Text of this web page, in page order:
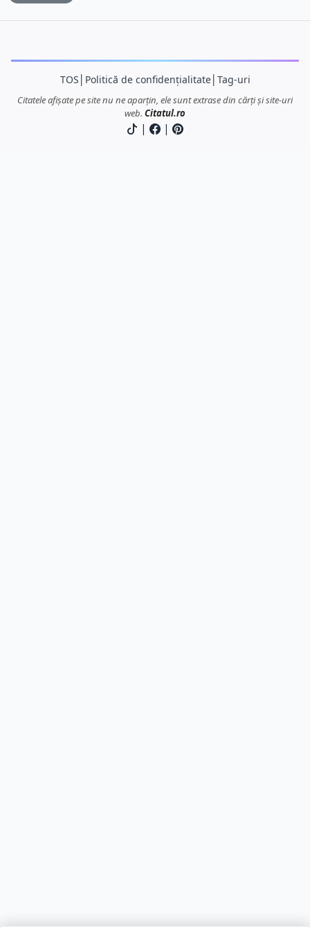
TOS Politică de confidențialitate│ Tag-uri
Citatele afișate pe site nu ne aparțin, ele sunt extrase din cărți și site-uri
web. Citatul.ro
| |